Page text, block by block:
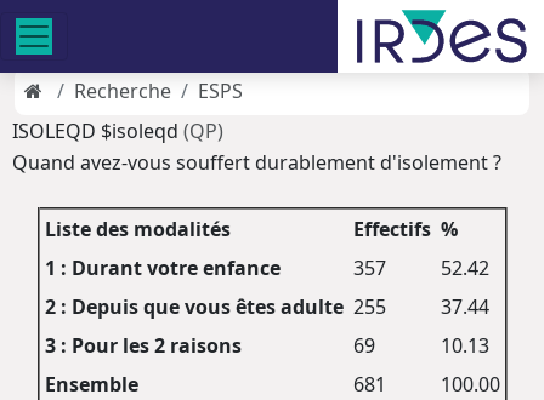
Recherche
ESPS
ISOLEQD $isoleqd (QP)
Quand avez-vous souffert durablement d'isolement ?
Liste des modalités Effectifs %
1 : Durant votre enfance
357
52.42
2 : Depuis que vous êtes adulte 255
37.44
3 : Pour les 2 raisons
69
10.13
Ensemble
681 100.00